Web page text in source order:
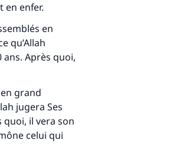
en enfer.
en
qu’Allah
ans. Après quoi,
grand
jugera Ses
quoi, il vera son
celui qui
de